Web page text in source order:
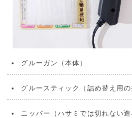
グルーガン（本体）
グルースティック（詰め替え用の
ニッパー（ハサミでは切れない造